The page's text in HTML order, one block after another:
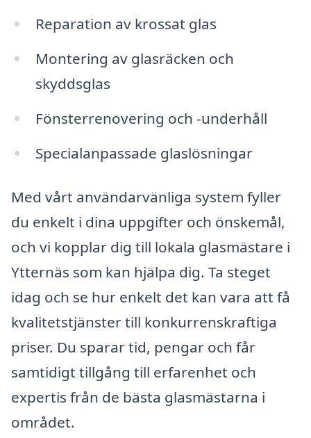
Reparation av krossat glas
Montering av glasräcken och
skyddsglas
Fönsterrenovering och -underhåll
Specialanpassade glaslösningar
Med vårt användarvänliga system fyller
du enkelt i dina uppgifter och önskemål,
och vi kopplar dig till lokala glasmästare i
Ytternäs som kan hjälpa dig. Ta steget
idag och se hur enkelt det kan vara att få
kvalitetstjänster till konkurrenskraftiga
priser. Du sparar tid, pengar och får
samtidigt tillgång till erfarenhet och
expertis från de bästa glasmästarna i
området.